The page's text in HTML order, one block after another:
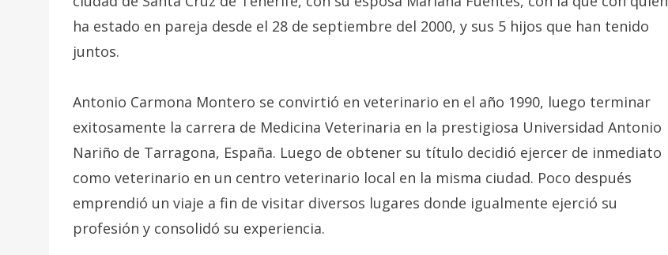
ha estado en pareja desde el 28 de septiembre del 2000, y sus 5 hijos que han tenido
juntos.
Antonio Carmona Montero se convirtió en veterinario en el año 1990, luego terminar
exitosamente la carrera de Medicina Veterinaria en la prestigiosa Universidad Antonio
Nariño de Tarragona, España. Luego de obtener su título decidió ejercer de inmediato
como veterinario en un centro veterinario local en la misma ciudad. Poco después
emprendió un viaje a fin de visitar diversos lugares donde igualmente ejerció su
profesión y consolidó su experiencia.